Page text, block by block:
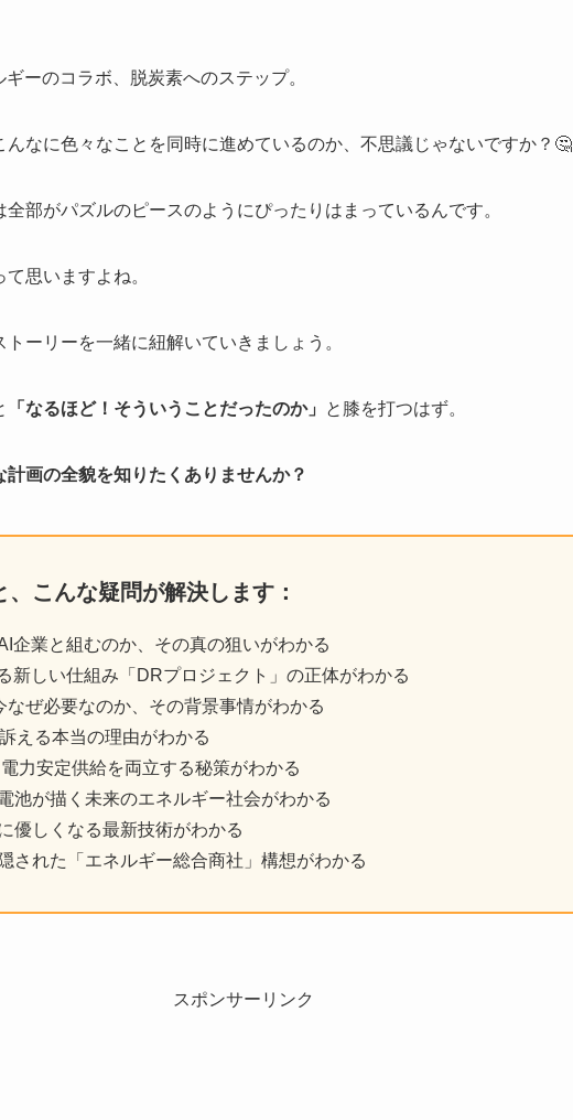
ーのコラボ、脱炭素へのステップ。
んなに色々なことを同時に進めているのか、不思議じゃないですか？🤔
部がパズルのピースのようにぴったりはまっているんです。
思いますよね。
ーリーを一緒に紐解いていきましょう。
「なるほど！そういうことだったのか」 と膝を打つはず。
画の全貌を知りたくありませんか？
こんな疑問が解決します：
企業と組むのか、その真の狙いがわかる
新しい仕組み「DRプロジェクト」の正体がわかる
なぜ必要なのか、その背景事情がわかる
える本当の理由がわかる
力安定供給を両立する秘策がわかる
池が描く未来のエネルギー社会がわかる
優しくなる最新技術がわかる
された「エネルギー総合商社」構想がわかる
スポンサーリンク